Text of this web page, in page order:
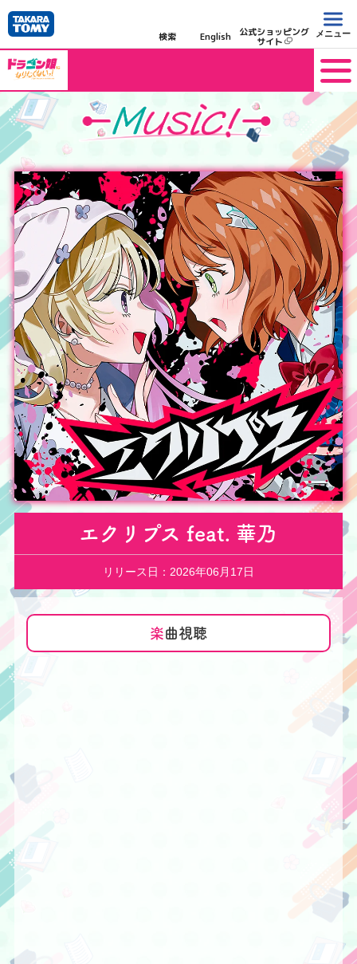
検索 English 公式ショッピング
サイト
メニュー
エクリプス feat. 華乃
リリース日：2026年06月17日
楽曲視聴